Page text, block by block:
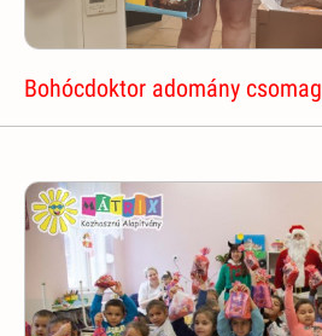
Bohócdoktor adomány csomag